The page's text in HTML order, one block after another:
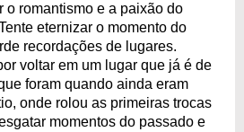
o romantismo e a paixão do
eternizar o momento do
recordações de lugares.
voltar em um lugar que já é de
foram quando ainda eram
onde rolou as primeiras trocas
momentos do passado e